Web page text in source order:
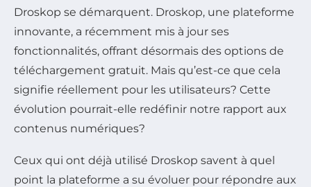
Droskop se démarquent. Droskop, une plateforme
innovante, a récemment mis à jour ses
fonctionnalités, offrant désormais des options de
téléchargement gratuit. Mais qu’est-ce que cela
signifie réellement pour les utilisateurs? Cette
évolution pourrait-elle redéfinir notre rapport aux
contenus numériques?
Ceux qui ont déjà utilisé Droskop savent à quel
point la plateforme a su évoluer pour répondre aux